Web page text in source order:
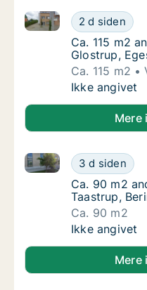
Ca. 115 m2
2 d siden
Ca. 115 m2
Ca. 115 m2
Ca. 115 m2
Glostrup,
Ca. 115 m2
Ca. 115 m2
Ikke angivet
Mere
Ca. 90 m2
3 d siden
Ca. 90 m2
Ca. 90 m2
Ca. 90 m2
Taastrup,
Ca. 90 m2
Ca. 90 m2
Ikke angivet
Mere